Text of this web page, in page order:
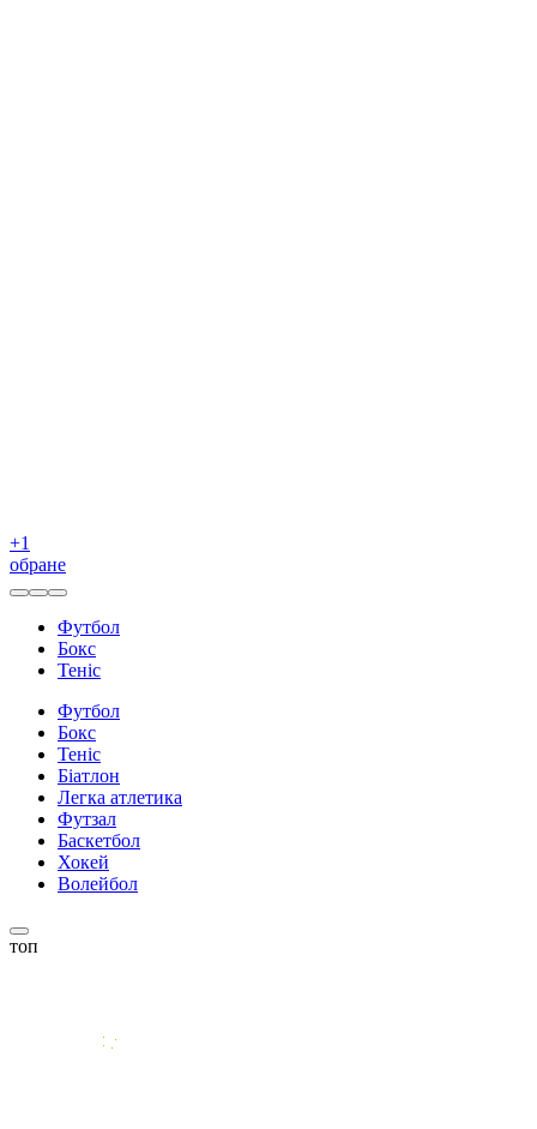
+1
обране
Футбол
Бокс
Теніс
Футбол
Бокс
Теніс
Біатлон
Легка атлетика
Футзал
Баскетбол
Хокей
Волейбол
топ